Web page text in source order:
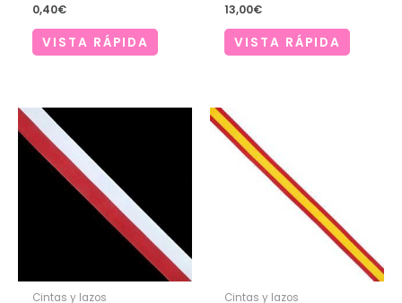
0,40€
VISTA RÁPIDA
13,00€
VISTA RÁPIDA
Cintas y lazos Cintas y lazos